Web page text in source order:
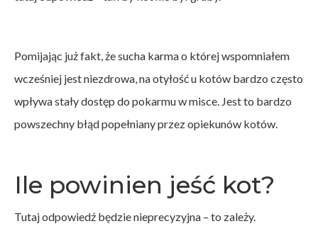
Pomijając już fakt, że sucha karma o której wspomniałem
wcześniej jest niezdrowa, na otyłość u kotów bardzo często
wpływa stały dostęp do pokarmu w misce. Jest to bardzo
powszechny błąd popełniany przez opiekunów kotów.
Ile powinien jeść kot?
Tutaj odpowiedź będzie nieprecyzyjna – to zależy.